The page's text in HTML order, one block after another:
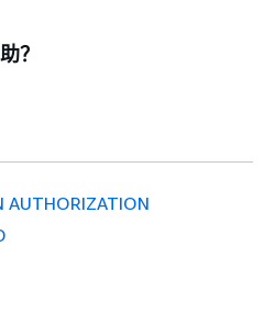
？
AUTHORIZATION